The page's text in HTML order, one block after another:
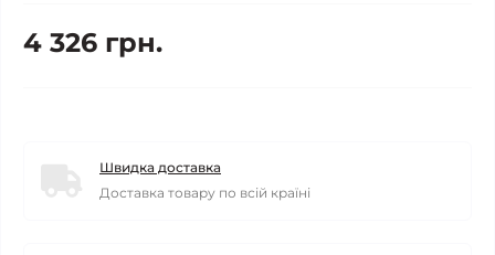
4 326 грн.
Швидка доставка
Доставка товару по всій країні